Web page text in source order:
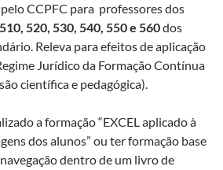
CCPFC para professores dos
520, 530, 540, 550 e 560dos
Releva para efeitos de aplicação
Jurídico da Formação Contínua
científica e pedagógica).
a formação “EXCEL aplicado à
dos alunos” ou ter formação base
dentro de um livro de